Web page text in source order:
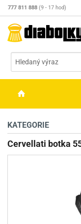
777 811 888 (9 - 17 hod)
OPTIKA
STŘELIVO
KATEGORIE
Cervellati botka